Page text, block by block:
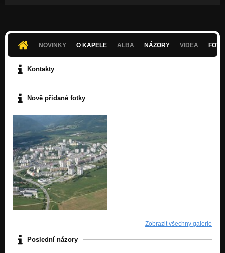
NOVINKY O KAPELE ALBA NÁZORY VIDEA
Kontakty
Nově přidané fotky
Zobrazit všechny galerie
Poslední názory